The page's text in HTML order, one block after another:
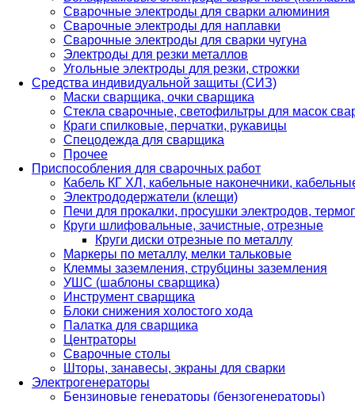
Сварочные электроды для сварки алюминия
Сварочные электроды для наплавки
Сварочные электроды для сварки чугуна
Электроды для резки металлов
Угольные электроды для резки, строжки
Средства индивидуальной защиты (СИЗ)
Маски сварщика, очки сварщика
Стекла сварочные, светофильтры для масок
Краги спилковые, перчатки, рукавицы
Спецодежда для сварщика
Прочее
Приспособления для сварочных работ
Кабель КГ ХЛ, кабельные наконечники,
Электрододержатели (клещи)
Печи для прокалки, просушки электродов,
Круги шлифовальные, зачистные, отрезные
Круги диски отрезные по металлу
Маркеры по металлу, мелки тальковые
Клеммы заземления, струбцины заземления
УШС (шаблоны сварщика)
Инструмент сварщика
Блоки снижения холостого хода
Палатка для сварщика
Центраторы
Сварочные столы
Шторы, занавесы, экраны для сварки
Электрогенераторы
Бензиновые генераторы (бензогенераторы)